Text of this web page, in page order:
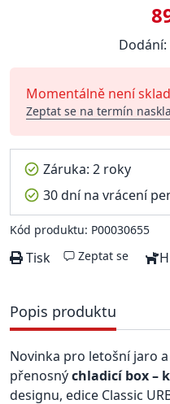
Momentálně není
Zeptat se na termín
Záruka: 2 roky
30 dní na vrácení
Kód produktu: P00030655
Tisk Zeptat se
Popis produktu
Novinka pro letošní jaro
přenosnýchladicí box –
designu, edice Classic